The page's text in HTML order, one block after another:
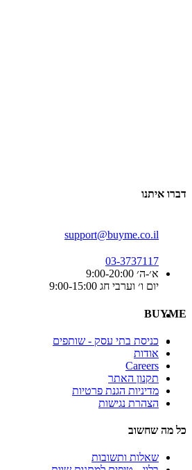
דברו איתנו
support@buyme.co.il
03-3737117
א׳-ה׳ 9:00-20:00
יום ו׳ וערבי חג 9:00-15:00
BUYME
כניסת בתי עסק - שותפים
אודות
Careers
תקנון האתר
מדיניות הגנת פרטיות
הצהרת נגישות
כל מה שחשוב
שאלות ותשובות